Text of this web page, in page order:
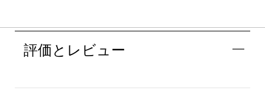
評価とレビュー